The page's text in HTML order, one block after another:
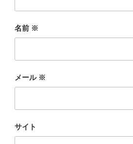
名前 ※
メール ※
サイト